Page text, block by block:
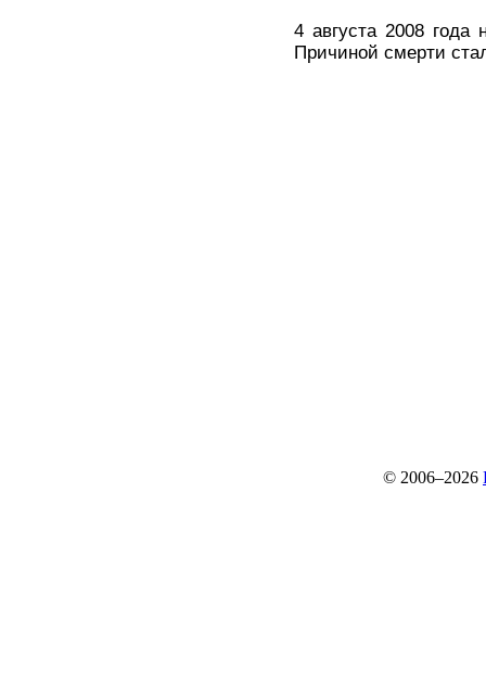
4 августа 2008
Причиной смерти
© 2006–2026